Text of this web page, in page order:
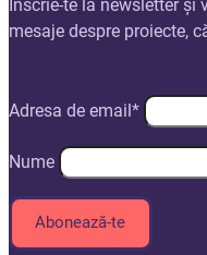
Înscrie-te la newsletter
mesaje despre proiecte,
Adresa de email*
Nume